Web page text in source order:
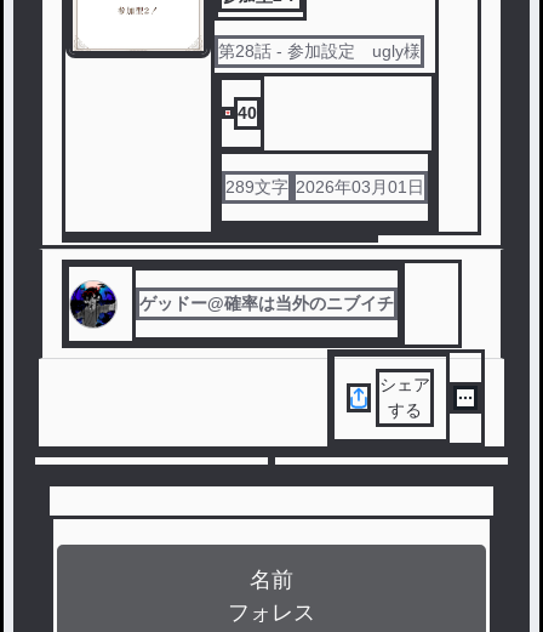
第28話 - 参加設定 ugly様
40
289文字 2026年03月01日
#yu.nnの星屑あつめ #参加型 #レマの参加型
ゲッドー@確率は当外のニブイチ
シェア
する
名前
フォレス